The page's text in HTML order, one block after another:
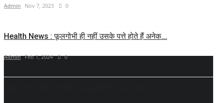
Admin Nov 7, 2023 0
Health News : फूलगोभी ही नहीं उसके पत्ते होते हैं अनेक...
Admin Feb 1, 2024 0